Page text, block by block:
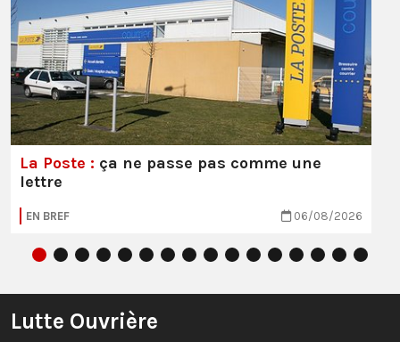
La Poste : ça ne passe pas comme une
lettre
EN BREF 06/08/2026
Lutte Ouvrière